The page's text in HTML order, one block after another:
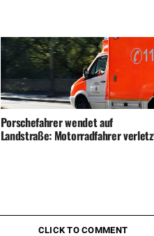
Porschefahrer wendet auf
Landstraße: Motorradfahrer
CLICK TO COMMENT